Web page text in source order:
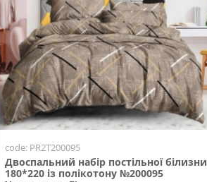
code: PR2T200095
Двоспальний набір постільної білизни
180*220 із полікотону №200095